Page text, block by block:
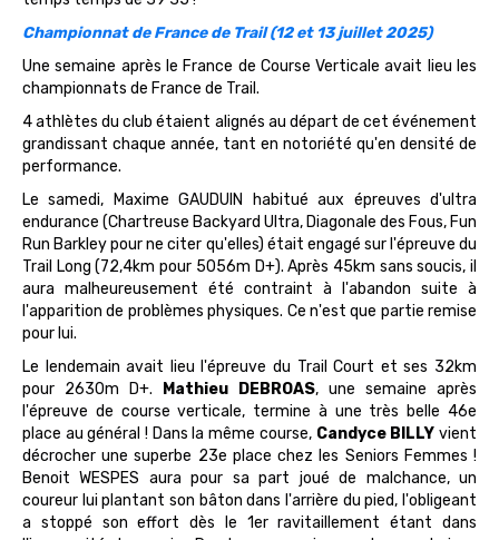
Championnat de France de Trail (12 et 13 juillet 2025)
Une semaine après le France de Course Verticale avait lieu les
championnats de France de Trail.
4 athlètes du club étaient alignés au départ de cet événement
grandissant chaque année, tant en notoriété qu'en densité de
performance.
Le samedi, Maxime GAUDUIN habitué aux épreuves d'ultra
endurance (Chartreuse Backyard Ultra, Diagonale des Fous, Fun
Run Barkley pour ne citer qu'elles) était engagé sur l'épreuve du
Trail Long (72,4km pour 5056m D+). Après 45km sans soucis, il
aura malheureusement été contraint à l'abandon suite à
l'apparition de problèmes physiques. Ce n'est que partie remise
pour lui.
Le lendemain avait lieu l'épreuve du Trail Court et ses 32km
pour 2630m D+.
Mathieu DEBROAS, une semaine après
l'épreuve de course verticale, termine à une très belle 46e
place au général ! Dans la même course, Candyce BILLY vient
décrocher une superbe 23e place chez les Seniors Femmes !
Benoit WESPES aura pour sa part joué de malchance, un
coureur lui plantant son bâton dans l'arrière du pied, l'obligeant
a stoppé son effort dès le 1er ravitaillement étant dans